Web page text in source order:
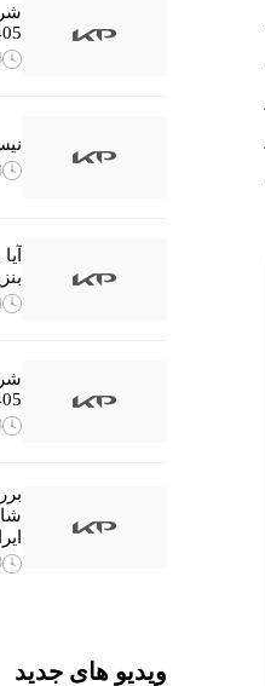
4
4
4
3
3
ویدیو های جدید